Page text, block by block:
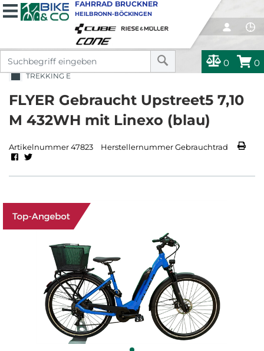
0 0
FAHRRAD BRUCKNER
HEILBRONN-BÖCKINGEN
TREKKING E
FLYER Gebraucht Upstreet5 7,10
M 432WH mit Linexo (blau)
Artikelnummer 47823 Herstellernummer Gebrauchtrad